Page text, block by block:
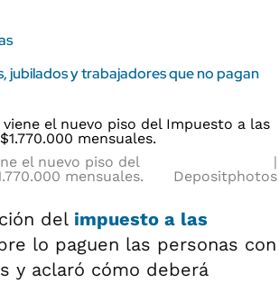
jubilados y trabajadores que no pagan
el nuevo piso del
mensuales.
Depositphotos
del impuesto a las
lo paguen las personas con
y aclaró cómo deberá